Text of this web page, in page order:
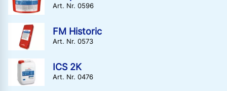
Art. Nr. 0596
FM Historic
Art. Nr. 0573
ICS 2K
Art. Nr. 0476